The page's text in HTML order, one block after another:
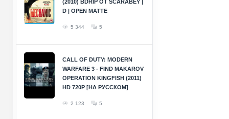
(2010) BDRIP ОТ SCARABEY |
D | OPEN MATTE
5 344 5
CALL OF DUTY: MODERN
WARFARE 3 - FIND MAKAROV
OPERATION KINGFISH (2011)
HD 720P [НА РУССКОМ]
2 123 5